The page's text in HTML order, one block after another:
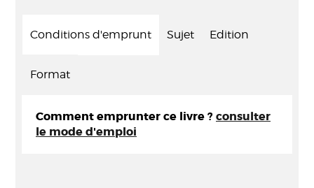
Conditions d'emprunt Sujet Edition
Format
Comment emprunter ce livre ? consulter
le mode d'emploi